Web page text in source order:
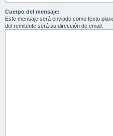
Cuerpo del mensaje:
Este mensaje será enviado como texto
del remitente será su dirección de email.